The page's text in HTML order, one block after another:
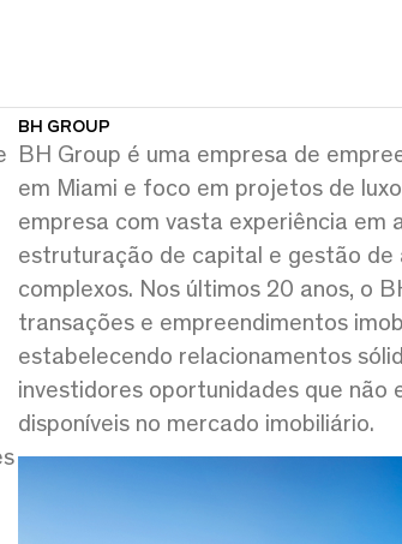
BH GROUP
BH Group é uma empresa de
em Miami e foco em projetos de
empresa com vasta experiência em
estruturação de capital e gestão
complexos. Nos últimos 20 anos, o
transações e empreendimentos
estabelecendo relacionamentos
investidores oportunidades que não
disponíveis no mercado imobiliário.